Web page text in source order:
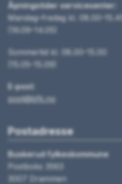
Åpningstider servicesenter:
Mandag–fredag kl. 08.00–15.45
(16.09–14.05)
Sommertid kl. 08.00–15.00
(15.05–15.09)
E-post:
post@bfk.no
Postadresse
Buskerud fylkeskommune
Postboks 3563
3007 Drammen